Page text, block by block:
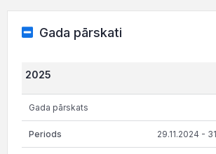
Gada pārskati
2025
Gada pārskats
29.11.2024 -